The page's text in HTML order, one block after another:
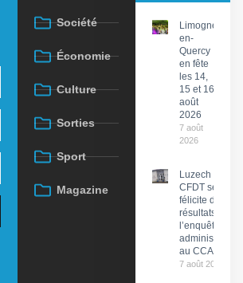
Société
Économie
Culture
Sorties
Sport
Magazine
Limogne-
en-
Quercy
en fête
les 14,
15 et 16
août
2026
7 août
2026
Luzech : La
CFDT se
félicite des
résultats de
l’enquête
administrative
au CCAS
7 août 2026